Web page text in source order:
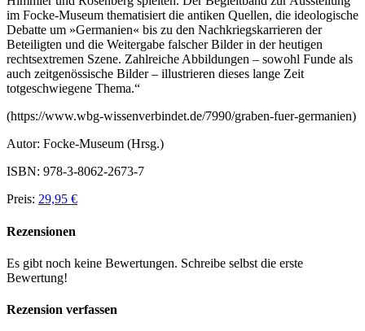
im Focke-Museum thematisiert die antiken Quellen, die ideologische
Debatte um »Germanien« bis zu den Nachkriegskarrieren der
Beteiligten und die Weitergabe falscher Bilder in der heutigen
rechtsextremen Szene. Zahlreiche Abbildungen – sowohl Funde als
auch zeitgenössische Bilder – illustrieren dieses lange Zeit
totgeschwiegene Thema.“
(https://www.wbg-wissenverbindet.de/7990/graben-fuer-germanien)
Autor: Focke-Museum (Hrsg.)
ISBN: 978-3-8062-2673-7
Preis: 29,95 €
Rezensionen
Es gibt noch keine Bewertungen. Schreibe selbst die erste
Bewertung!
Rezension verfassen